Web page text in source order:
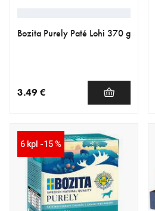
Bozita Purely Paté Lohi 370 g
3.49 €
6 kpl -15 %